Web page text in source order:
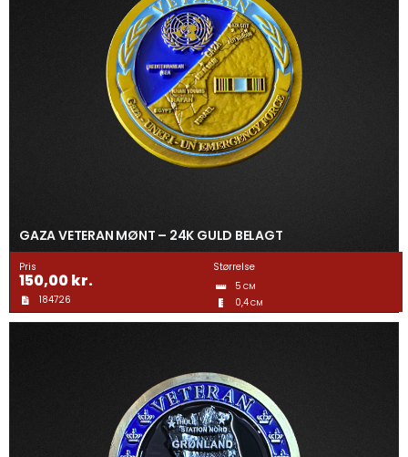
GAZA VETERAN MØNT – 24K GULD BELAGT
Pris
150,00kr.
184726
Størrelse
5 CM
0,4CM